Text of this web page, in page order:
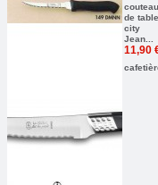
couteau
de table
city
Jean...
11,90